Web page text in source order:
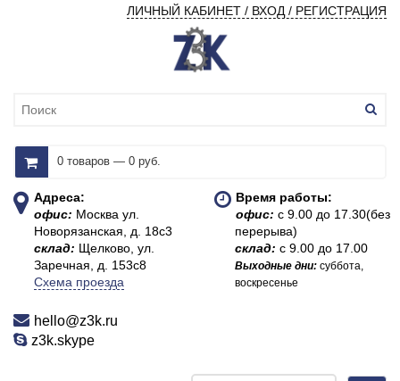
ЛИЧНЫЙ КАБИНЕТ / ВХОД / РЕГИСТРАЦИЯ
0 товаров — 0 руб.
Адреса:
офис: Москва ул.
Новорязанская, д. 18с3
склад: Щелково, ул.
Заречная, д. 153с8
Схема проезда
Время работы:
офис:с 9.00 до 17.30(без
перерыва)
склад:с 9.00 до 17.00
Выходные дни:суббота,
воскресенье
hello@z3k.ru
z3k.skype